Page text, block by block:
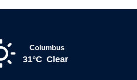
Columbus
31°C Clear